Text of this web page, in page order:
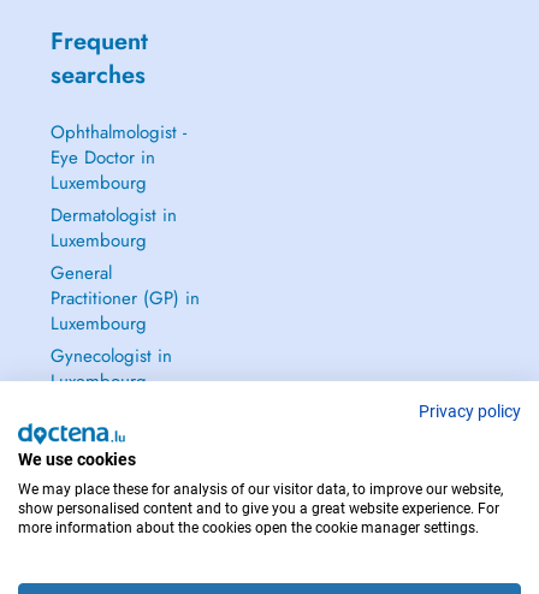
Frequent
searches
Ophthalmologist -
Eye Doctor in
Luxembourg
Dermatologist in
Luxembourg
General
Practitioner (GP) in
Luxembourg
Gynecologist in
Luxembourg
IN CASE OF EMERGENCIES, PLEASE CONTACT : 112
Privacy policy
We use cookies
We may place these for analysis of our visitor data, to improve our website,
show personalised content and to give you a great website experience. For
more information about the cookies open the cookie manager settings.